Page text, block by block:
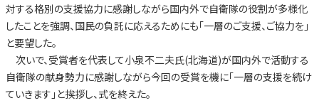
対する格別の支援協力に感謝しながら国内外で自衛隊の役割が多様化
したことを強調、国民の負託に応えるためにも「一層のご支援、ご協力を」
と要望した。
次いで、受賞者を代表して小泉不二夫氏(北海道)が国内外で活動する
自衛隊の献身勢力に感謝しながら今回の受賞を機に「一層の支援を続け
ていきます」と挨拶し、式を終えた。